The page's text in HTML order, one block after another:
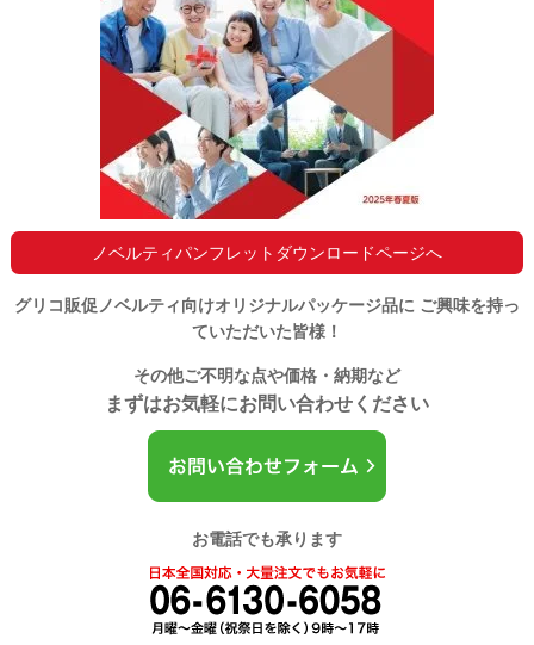
ノベルティパンフレットダウンロードページへ
グリコ販促ノベルティ向けオリジナルパッケージ品に ご興味を持っ
ていただいた皆様！
その他ご不明な点や価格・納期など
まずはお気軽にお問い合わせください
お電話でも承ります